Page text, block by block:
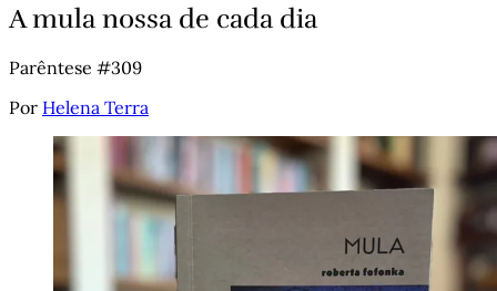
A mula nossa de cada dia
Parêntese #309
Por Helena Terra